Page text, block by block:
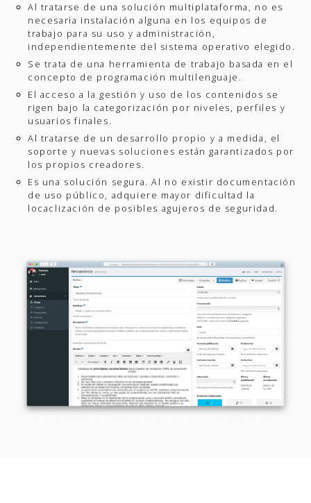
Al tratarse de una solución multiplataforma, no es
necesaria instalación alguna en los equipos de
trabajo para su uso y administración,
independientemente del sistema operativo elegido.
Se trata de una herramienta de trabajo basada en el
concepto de programación multilenguaje.
El acceso a la gestión y uso de los contenidos se
rigen bajo la categorización por niveles, perfiles y
usuarios finales.
Al tratarse de un desarrollo propio y a medida, el
soporte y nuevas soluciones están garantizados por
los propios creadores.
Es una solución segura. Al no existir documentación
de uso público, adquiere mayor dificultad la
locaclización de posibles agujeros de seguridad.